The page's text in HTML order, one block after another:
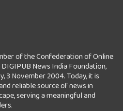
of the Confederation of Online
News India Foundation,
3 November 2004. Today, it is
reliable source of news in
serving a meaningful and